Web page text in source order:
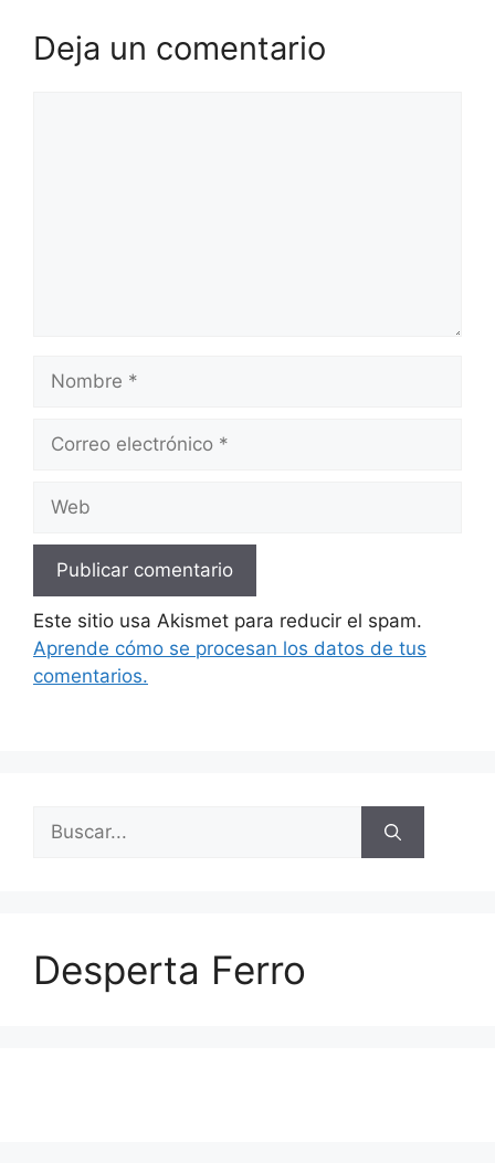
Deja un comentario
electrónico
Este sitio usa Akismet para reducir el spam.
Aprende cómo se procesan los datos de tus
comentarios.
Buscar:
Desperta Ferro